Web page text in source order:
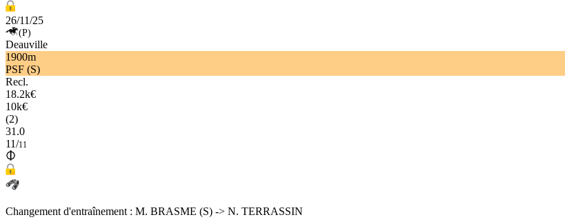
26/11/25
(P)
Deauville
1900m
PSF (S)
Recl.
18.2k€
10k€
(2)
31.0
11/11
Changement d'entraînement : M. BRASME (S) -> N. TERRASSIN